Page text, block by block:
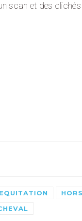
scan et des
EQUITATION